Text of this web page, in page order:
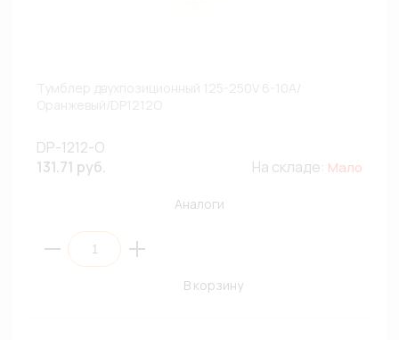
DP-1212-O
131.71 руб.
На складе: Мало
Аналоги
В корзину